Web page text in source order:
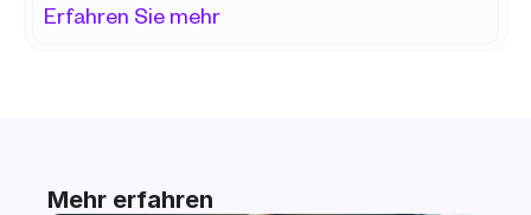
Erfahren Sie mehr
Mehr erfahren